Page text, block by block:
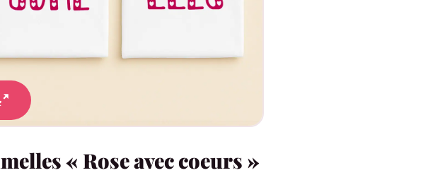
« Rose avec coeurs »